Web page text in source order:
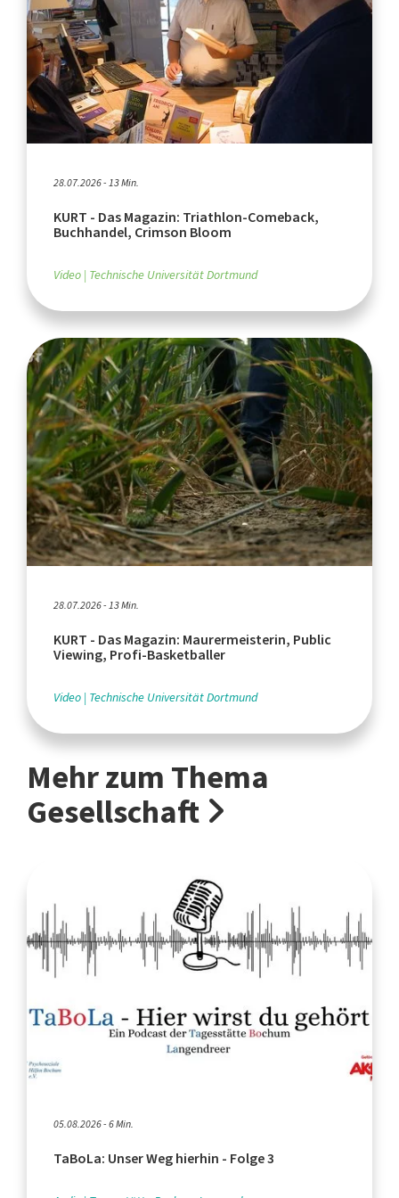
28.07.2026 - 13 Min.
KURT - Das Magazin: Triathlon-Comeback,
Buchhandel, Crimson Bloom
Video Technische Universität Dortmund
28.07.2026 - 13 Min.
KURT - Das Magazin: Maurermeisterin, Public
Viewing, Profi-Basketballer
Video Technische Universität Dortmund
Mehr zum Thema
Gesellschaft
05.08.2026 - 6 Min.
TaBoLa: Unser Weg hierhin - Folge 3